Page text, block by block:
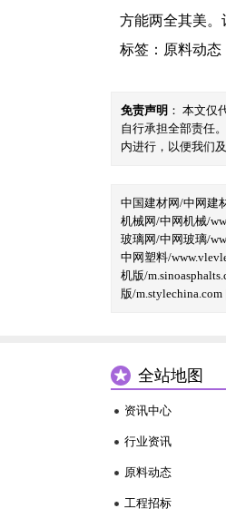
方能两全其美。
标签： 原料动态
免责声明 ： 本文仅
自行承担全部责任
内进行，以便我们
中国建材网/中网建
机械网/中网机械/
玻璃网/中网玻璃/
中网塑料/
机版/
版/m.stylechina.com
全站地图
资讯中心
行业资讯
原料动态
工程招标